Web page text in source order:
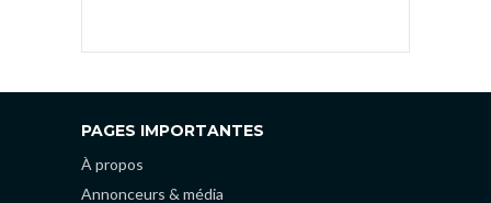
PAGES IMPORTANTES
À propos
Annonceurs & média